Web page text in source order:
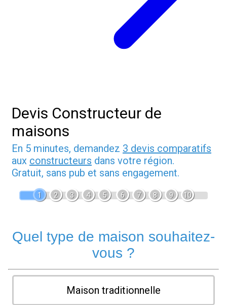
Devis Constructeur de
maisons
En 5 minutes, demandez 3 devis comparatifs
aux constructeurs dans votre région.
Gratuit, sans pub et sans engagement.
1 2 3 4 5 6 7 8 9 10
Quel type de maison souhaitez-
vous ?
Maison traditionnelle